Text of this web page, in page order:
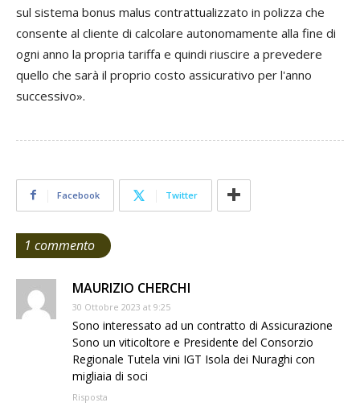
sul sistema bonus malus contrattualizzato in polizza che
consente al cliente di calcolare autonomamente alla fine di
ogni anno la propria tariffa e quindi riuscire a prevedere
quello che sarà il proprio costo assicurativo per l'anno
successivo».
Facebook Twitter
1 commento
MAURIZIO CHERCHI
30 Ottobre 2023 at 9:25
Sono interessato ad un contratto di Assicurazione
Sono un viticoltore e Presidente del Consorzio
Regionale Tutela vini IGT Isola dei Nuraghi con
migliaia di soci
Risposta